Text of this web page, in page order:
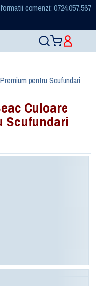
comenzi: 0724.057.567
pentru Scufundari
Culoare
Scufundari